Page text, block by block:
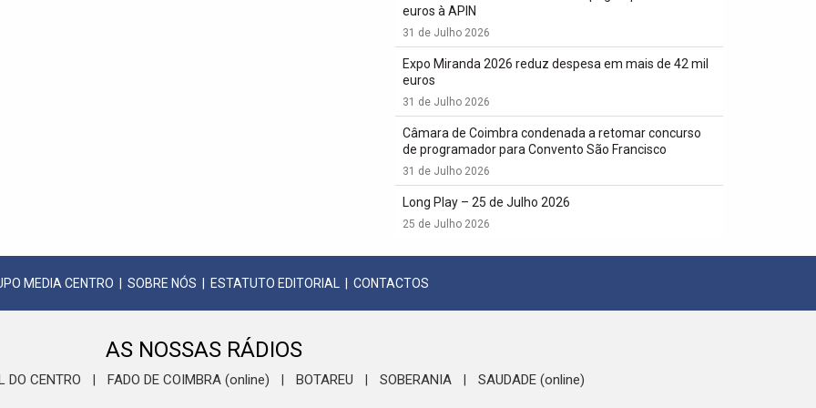
euros à APIN
31 de Julho 2026
Expo Miranda 2026 reduz despesa em mais de 42 mil
euros
31 de Julho 2026
Câmara de Coimbra condenada a retomar concurso
de programador para Convento São Francisco
31 de Julho 2026
Long Play – 25 de Julho 2026
25 de Julho 2026
MEDIA CENTRO SOBRE NÓS ESTATUTO EDITORIAL CONTACTOS
AS NOSSAS RÁDIOS
DO CENTRO FADO DE COIMBRA (online) BOTAREU SOBERANIA SAUDADE (online)